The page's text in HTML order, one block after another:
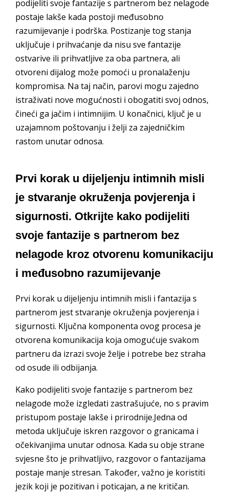
podijeliti svoje fantazije s partnerom bez nelagode
postaje lakše kada postoji međusobno
razumijevanje i podrška. Postizanje tog stanja
uključuje i prihvaćanje da nisu sve fantazije
ostvarive ili prihvatljive za oba partnera, ali
otvoreni dijalog može pomoći u pronalaženju
kompromisa. Na taj način, parovi mogu zajedno
istraživati nove mogućnosti i obogatiti svoj odnos,
čineći ga jačim i intimnijim. U konačnici, ključ je u
uzajamnom poštovanju i želji za zajedničkim
rastom unutar odnosa.
Prvi korak u dijeljenju intimnih misli
je stvaranje okruženja povjerenja i
sigurnosti. Otkrijte kako podijeliti
svoje fantazije s partnerom bez
nelagode kroz otvorenu komunikaciju
i međusobno razumijevanje
Prvi korak u dijeljenju intimnih misli i fantazija s
partnerom jest stvaranje okruženja povjerenja i
sigurnosti. Ključna komponenta ovog procesa je
otvorena komunikacija koja omogućuje svakom
partneru da izrazi svoje želje i potrebe bez straha
od osude ili odbijanja.
Kako podijeliti svoje fantazije s partnerom bez
nelagode može izgledati zastrašujuće, no s pravim
pristupom postaje lakše i prirodnije.Jedna od
metoda uključuje iskren razgovor o granicama i
očekivanjima unutar odnosa. Kada su obje strane
svjesne što je prihvatljivo, razgovor o fantazijama
postaje manje stresan. Također, važno je koristiti
jezik koji je pozitivan i poticajan, a ne kritičan.